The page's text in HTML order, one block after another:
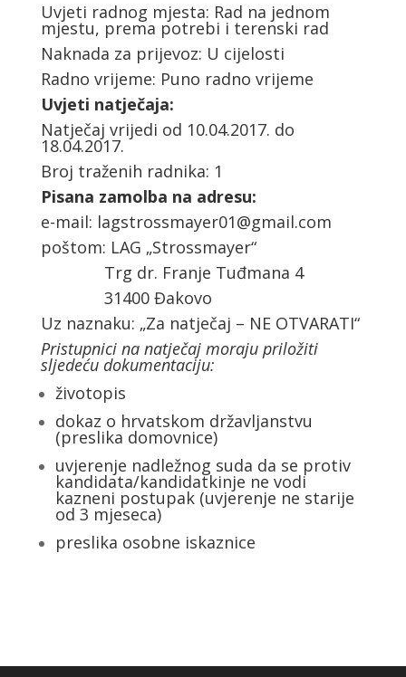
Uvjeti radnog mjesta: Rad na jednom
mjestu, prema potrebi i terenski rad
Naknada za prijevoz: U cijelosti
Radno vrijeme: Puno radno vrijeme
Uvjeti natječaja:
Natječaj vrijedi od 10.04.2017. do
18.04.2017.
Broj traženih radnika: 1
Pisana zamolba na adresu:
e-mail: lagstrossmayer01@gmail.com
poštom: LAG „Strossmayer“
Trg dr. Franje Tuđmana 4
31400 Đakovo
Uz naznaku: „Za natječaj – NE OTVARATI“
Pristupnici na natječaj moraju priložiti
sljedeću dokumentaciju:
životopis
dokaz o hrvatskom državljanstvu
(preslika domovnice)
uvjerenje nadležnog suda da se protiv
kandidata/kandidatkinje ne vodi
kazneni postupak (uvjerenje ne starije
od 3 mjeseca)
preslika osobne iskaznice